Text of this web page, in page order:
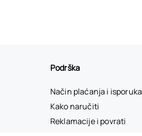
Podrška
Način plaćanja i isporuka
Kako naručiti
Reklamacije i povrati